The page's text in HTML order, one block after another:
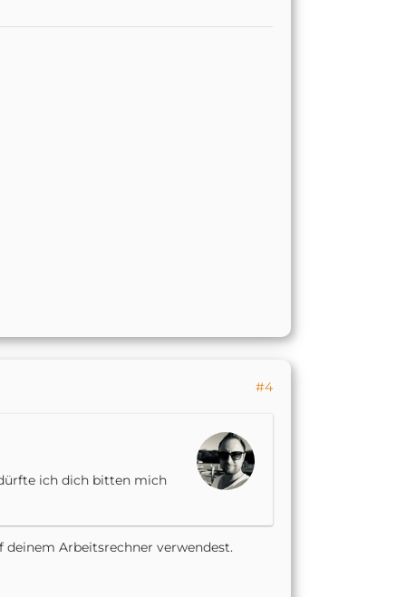
#4
ich dich bitten mich
deinem Arbeitsrechner verwendest.